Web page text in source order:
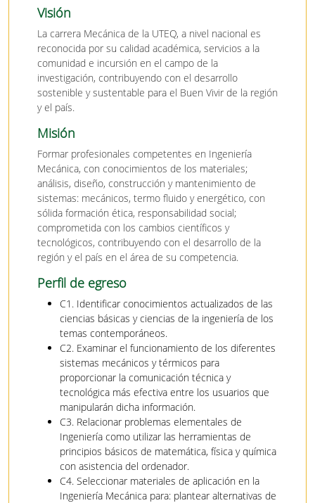
Visión
La carrera Mecánica de la UTEQ, a nivel nacional es
reconocida por su calidad académica, servicios a la
comunidad e incursión en el campo de la
investigación, contribuyendo con el desarrollo
sostenible y sustentable para el Buen Vivir de la región
y el país.
Misión
Formar profesionales competentes en Ingeniería
Mecánica, con conocimientos de los materiales;
análisis, diseño, construcción y mantenimiento de
sistemas: mecánicos, termo fluido y energético, con
sólida formación ética, responsabilidad social;
comprometida con los cambios científicos y
tecnológicos, contribuyendo con el desarrollo de la
región y el país en el área de su competencia.
Perfil de egreso
C1. Identificar conocimientos actualizados de las
ciencias básicas y ciencias de la ingeniería de los
temas contemporáneos.
C2. Examinar el funcionamiento de los diferentes
sistemas mecánicos y térmicos para
proporcionar la comunicación técnica y
tecnológica más efectiva entre los usuarios que
manipularán dicha información.
C3. Relacionar problemas elementales de
Ingeniería como utilizar las herramientas de
principios básicos de matemática, física y química
con asistencia del ordenador.
C4. Seleccionar materiales de aplicación en la
Ingeniería Mecánica para: plantear alternativas de